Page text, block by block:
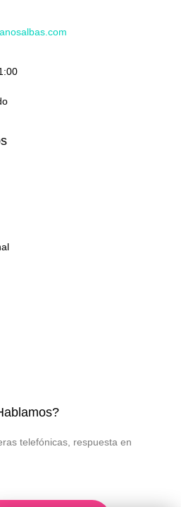
telefónicas, respuesta en